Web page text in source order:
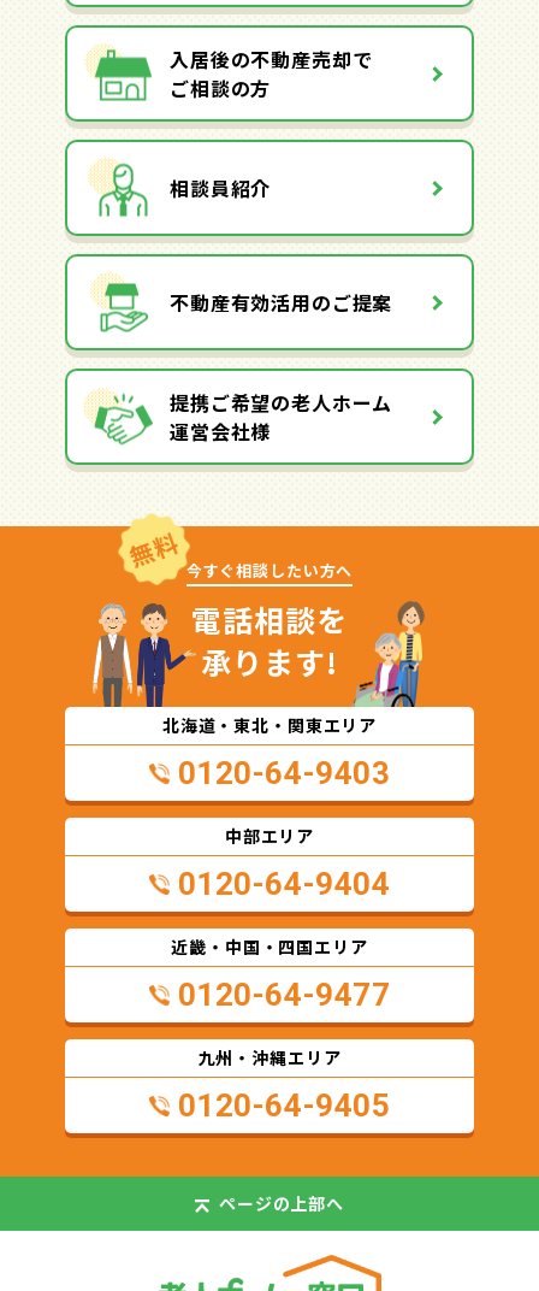
入居後の不動産売却で
ご相談の方
相談員紹介
不動産有効活用のご提案
提携ご希望の老人ホーム
運営会社様
無料 今すぐ相談したい方へ
電話相談を
承ります!
北海道・東北・関東エリア
0120-64-9403
中部エリア
0120-64-9404
近畿・中国・四国エリア
0120-64-9477
九州・沖縄エリア
0120-64-9405
ページの上部へ